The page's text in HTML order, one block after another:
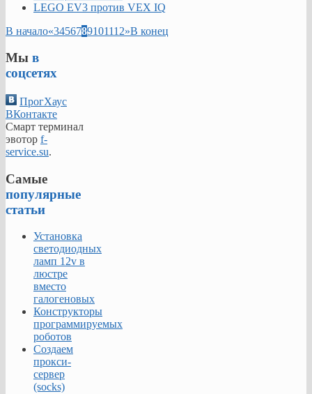
LEGO EV3 против VEX IQ
В начало«3456789101112»В конец
Мы в
соцсетях
ПрогХаус
ВКонтакте
Смарт терминал
эвотор f-
service.su.
Самые
популярные
статьи
Установка
светодиодных
ламп 12v в
люстре
вместо
галогеновых
Конструкторы
программируемых
роботов
Создаем
прокси-
сервер
(socks)